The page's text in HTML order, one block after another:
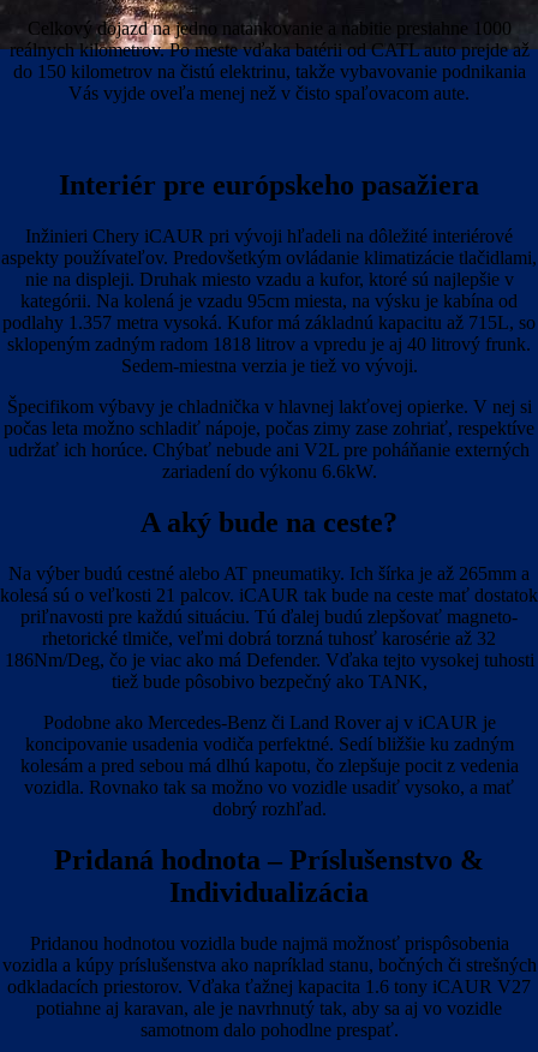
Celkový dojazd na jedno natankovanie a nabitie presiahne 1000
reálnych kilometrov. Po meste vďaka batérii od CATL auto prejde až
do 150 kilometrov na čistú elektrinu, takže vybavovanie podnikania
Vás vyjde oveľa menej než v čisto spaľovacom aute.
Interiér pre európskeho pasažiera
Inžinieri Chery iCAUR pri vývoji hľadeli na dôležité interiérové
aspekty používateľov. Predovšetkým ovládanie klimatizácie tlačidlami,
nie na displeji. Druhak miesto vzadu a kufor, ktoré sú najlepšie v
kategórii. Na kolená je vzadu 95cm miesta, na výsku je kabína od
podlahy 1.357 metra vysoká. Kufor má základnú kapacitu až 715L, so
sklopeným zadným radom 1818 litrov a vpredu je aj 40 litrový frunk.
Sedem-miestna verzia je tiež vo vývoji.
Špecifikom výbavy je chladnička v hlavnej lakťovej opierke. V nej si
počas leta možno schladiť nápoje, počas zimy zase zohriať, respektíve
udržať ich horúce. Chýbať nebude ani V2L pre poháňanie externých
zariadení do výkonu 6.6kW.
A aký bude na ceste?
Na výber budú cestné alebo AT pneumatiky. Ich šírka je až 265mm a
kolesá sú o veľkosti 21 palcov. iCAUR tak bude na ceste mať dostatok
priľnavosti pre každú situáciu. Tú ďalej budú zlepšovať magneto-
rhetorické tlmiče, veľmi dobrá torzná tuhosť karosérie až 32
186Nm/Deg, čo je viac ako má Defender. Vďaka tejto vysokej tuhosti
tiež bude pôsobivo bezpečný ako TANK,
Podobne ako Mercedes-Benz či Land Rover aj v iCAUR je
koncipovanie usadenia vodiča perfektné. Sedí bližšie ku zadným
kolesám a pred sebou má dlhú kapotu, čo zlepšuje pocit z vedenia
vozidla. Rovnako tak sa možno vo vozidle usadiť vysoko, a mať
dobrý rozhľad.
Pridaná hodnota – Príslušenstvo &
Individualizácia
Pridanou hodnotou vozidla bude najmä možnosť prispôsobenia
vozidla a kúpy príslušenstva ako napríklad stanu, bočných či strešných
odkladacích priestorov. Vďaka ťažnej kapacita 1.6 tony iCAUR V27
potiahne aj karavan, ale je navrhnutý tak, aby sa aj vo vozidle
samotnom dalo pohodlne prespať.